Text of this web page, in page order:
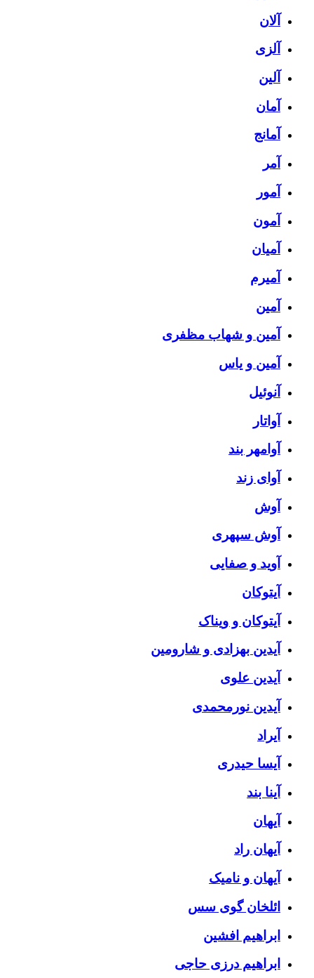
آلان
آلزی
آلین
آمان
آمانج
آمر
آمور
آمون
آمیان
آمیرم
آمین
آمین و شهاب مظفری
آمین و یاس
آنوئیل
آواتار
آوامهر بند
آوای زند
آوش
آوش سپهری
آوید و صفایی
آیتوکان
آیتوکان و ویناک
آیدین بهزادی و شارومین
آیدین علوی
آیدین نورمحمدی
آیراد
آیسا حیدری
آینا بند
آیهان
آیهان راد
آیهان و نامیک
ائلخان گوی سس
ابراهیم افشین
ابراهیم درزی حاجی